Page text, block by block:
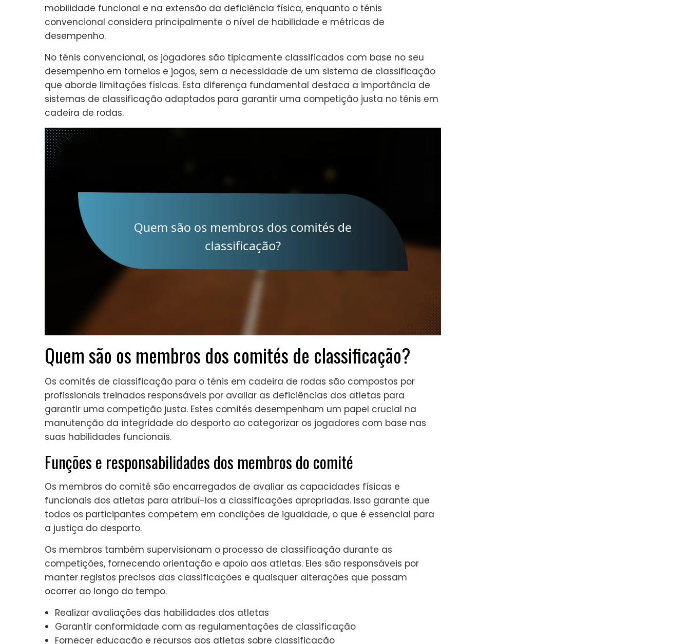
mobilidade funcional e na extensão da deficiência física, enquanto o ténis
convencional considera principalmente o nível de habilidade e métricas de
desempenho.
No ténis convencional, os jogadores são tipicamente classificados com base no seu
desempenho em torneios e jogos, sem a necessidade de um sistema de classificação
que aborde limitações físicas. Esta diferença fundamental destaca a importância de
sistemas de classificação adaptados para garantir uma competição justa no ténis em
cadeira de rodas.
Quem são os membros dos comités de classificação?
Os comités de classificação para o ténis em cadeira de rodas são compostos por
profissionais treinados responsáveis por avaliar as deficiências dos atletas para
garantir uma competição justa. Estes comités desempenham um papel crucial na
manutenção da integridade do desporto ao categorizar os jogadores com base nas
suas habilidades funcionais.
Funções e responsabilidades dos membros do comité
Os membros do comité são encarregados de avaliar as capacidades físicas e
funcionais dos atletas para atribuí-los a classificações apropriadas. Isso garante que
todos os participantes competem em condições de igualdade, o que é essencial para
a justiça do desporto.
Os membros também supervisionam o processo de classificação durante as
competições, fornecendo orientação e apoio aos atletas. Eles são responsáveis por
manter registos precisos das classificações e quaisquer alterações que possam
ocorrer ao longo do tempo.
Realizar avaliações das habilidades dos atletas
Garantir conformidade com as regulamentações de classificação
Fornecer educação e recursos aos atletas sobre classificação